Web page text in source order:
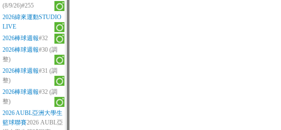
(8/9/26)#255
2026緯來運動STUDIO
LIVE
2026棒球週報#32
2026棒球週報#30 (調
整)
2026棒球週報#31 (調
整)
2026棒球週報#32 (調
整)
2026 AUBL亞洲大學生
籃球聯賽2026 AUBL亞